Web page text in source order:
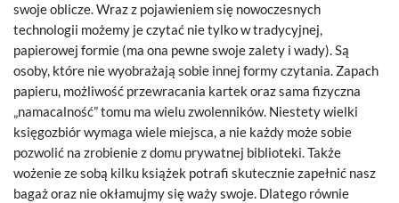
swoje oblicze. Wraz z pojawieniem się nowoczesnych
technologii możemy je czytać nie tylko w tradycyjnej,
papierowej formie (ma ona pewne swoje zalety i wady). Są
osoby, które nie wyobrażają sobie innej formy czytania. Zapach
papieru, możliwość przewracania kartek oraz sama fizyczna
„namacalność” tomu ma wielu zwolenników. Niestety wielki
księgozbiór wymaga wiele miejsca, a nie każdy może sobie
pozwolić na zrobienie z domu prywatnej biblioteki. Także
wożenie ze sobą kilku książek potrafi skutecznie zapełnić nasz
bagaż oraz nie okłamujmy się waży swoje. Dlatego równie